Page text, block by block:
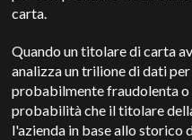
carta.
Quando un titolare di carta
analizza un trilione di dati
probabilmente fraudolenta o
probabilità che il titolare
l'azienda in base allo storico